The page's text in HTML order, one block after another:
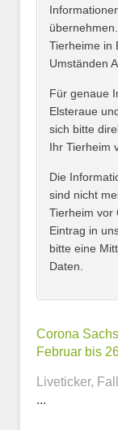
E-
Tierheime in
Umständen
Für genaue
Elsteraue
sich bitte
Ihr Tierheim
Die
sind nicht
Tierheim vor
Eintrag in
bitte eine
Daten.
Corona
Februar bis
Liveticker,
...